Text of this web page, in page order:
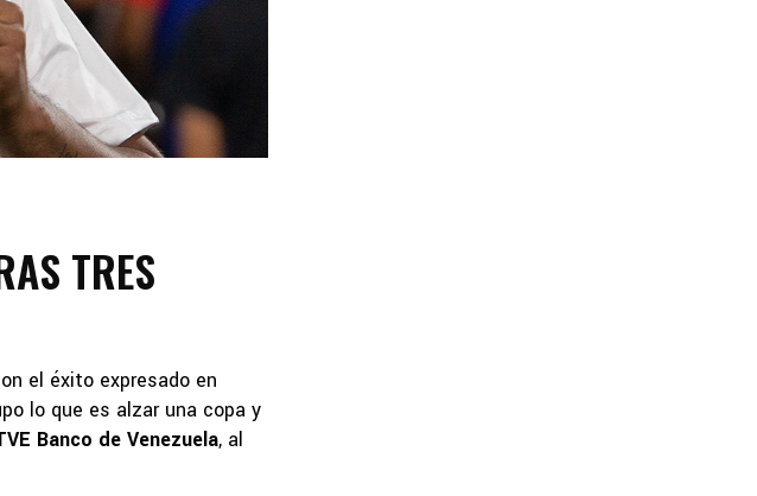
TRES
el éxito expresado en
lo que es alzar una copa y
Banco de Venezuela, al